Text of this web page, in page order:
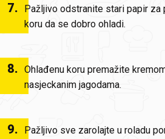
7.
Pažljivo odstranite stari papir za
koru da se dobro ohladi.
8. Ohlađenu koru premažite
nasjeckanim jagodama.
9.
Pažljivo sve zarolajte u roladu